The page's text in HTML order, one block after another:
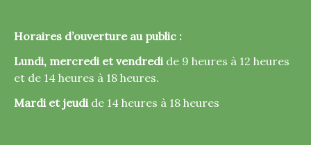
Horaires d’ouverture au public :
Lundi, mercredi et vendredi de 9 heures à 12 heures
et de 14 heures à 18 heures.
Mardi et jeudi de 14 heures à 18 heures